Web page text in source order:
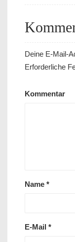
Deine E-Mail-
Erforderliche
Kommentar
Name *
E-Mail *